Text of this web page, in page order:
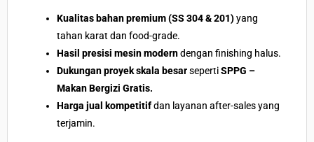
Kualitas bahan premium (SS 304 & 201)yang
tahan karat dan food-grade.
Hasil presisi mesin moderndengan finishing halus.
Dukungan proyek skala besarsepertiSPPG –
Makan Bergizi Gratis.
Harga jual kompetitifdan layanan after-sales yang
terjamin.